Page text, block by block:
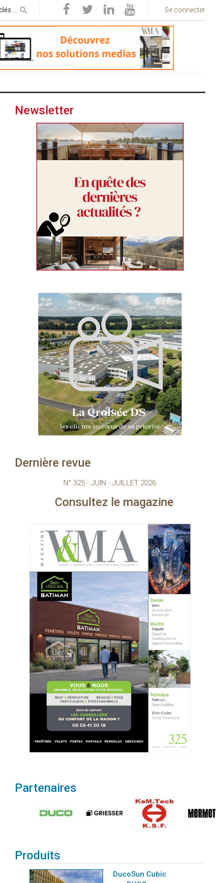
Se connecter
Newsletter
Dernière revue
N° 325 - JUIN - JUILLET 2026
le magazine
Partenaires
Produits
DucoSun Cubic